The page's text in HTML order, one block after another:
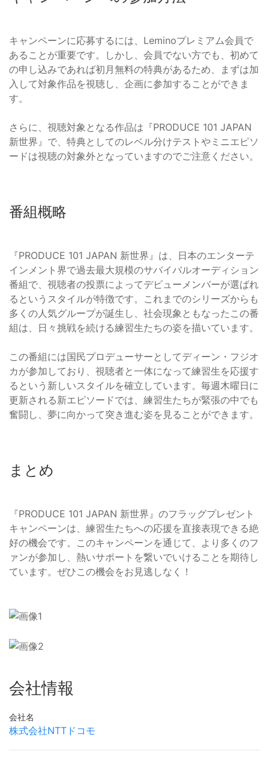
キャンペーンに応募するには、Leminoプレミアム会員で
あることが重要です。しかし、会員でない方でも、初めて
の申し込みであれば初月無料の特典があるため、まずは加
入して対象作品を視聴し、企画に参加することができま
す。
さらに、視聴対象となる作品は『PRODUCE 101 JAPAN
新世界』で、特典としてのレベル分けテストやミニエピソ
ードは視聴の対象外となっていますのでご注意ください。
番組概略
『PRODUCE 101 JAPAN 新世界』は、日本のエンターテ
インメント界で過去最大規模のサバイバルオーディション
番組で、視聴者の投票によってデビューメンバーが選ばれ
るというスタイルが特徴です。これまでのシリーズからも
多くの人気グループが誕生し、社会現象ともなったこの番
組は、日々挑戦を続ける練習生たちの姿を描いています。
この番組には国民プロデューサーとしてディーン・フジオ
カが参加しており、視聴者と一体になって練習生を応援す
るという新しいスタイルを確立しています。毎週木曜日に
更新される新エピソードでは、練習生たちが緊張の中でも
奮闘し、夢に向かって突き進む姿を見ることができます。
まとめ
『PRODUCE 101 JAPAN 新世界』のフラッグプレゼント
キャンペーンは、練習生たちへの応援を直接表現できる絶
好の機会です。このキャンペーンを通じて、より多くのフ
ァンが参加し、熱いサポートを繋いでいけることを期待し
ています。ぜひこの機会をお見逃しなく！
会社情報
会社名
株式会社NTTドコモ